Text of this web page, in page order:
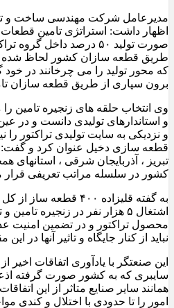
مدیرعامل شرکت مهندسی ساخت و
اظهار داشت: استراتژی تامین قطعات
طریق قطعه سازان کشور لحاظ شده
که محور تولید را می چرخانند در
برون سپاری از طریق قطعه سازان
وی انتخاب حلقه های زنجیره تامین
و استاندارهای تولیدی دانست و در
و نزدیکی به سایت تولیدی تراکتور را
قطعه سازی دخیل عنوان کرد و
تبریز ، آذربایجان شرقی ، استانهای
کشور در سلسله مراتب تعریفی قرار
به گفته قلیزاده ۴۰۰
اشتغال ۵ هزار نفر در زنجیره
محصول تراکتور و در تضمین امنیت
نباید از کنار جایگاه و تاثیر آنها در
این صنعتگر با یادآوری اتفاقات اخیر
سایبری که به کشور صورت گرفته
همانند سایر صنایع متاثر از این
امور را تا حدودی با اختلال و کندی